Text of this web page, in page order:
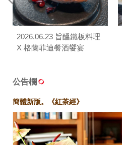
2026.06.23 旨醞鐵板料理
X 格蘭菲迪餐酒饗宴
公告欄
簡體新版。《紅茶經》